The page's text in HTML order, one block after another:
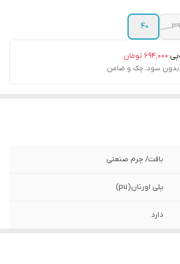
۳۹ ۴۰
۶۹۴٬۰۰۰ تومان
بافت/ چرم صنعتی
پلی اورتان(pu)
دارد